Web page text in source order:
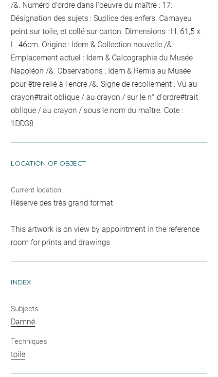
/&. Numéro d'ordre dans l'oeuvre du maître : 17.
Désignation des sujets : Suplice des enfers. Camayeu
peint sur toile, et collé sur carton. Dimensions : H. 61,5 x
L. 46cm. Origine : Idem & Collection nouvelle /&.
Emplacement actuel : Idem & Calcographie du Musée
Napoléon /&. Observations : Idem & Remis au Musée
pour être relié à l'encre /&. Signe de recollement :Vu au
crayon#trait oblique / au crayon / sur le n° d'ordre#trait
oblique / au crayon / sous le nom du maître. Cote :
1DD38
LOCATION OF OBJECT
Current location
Réserve des très grand format
This artwork is on view by appointment in the reference
room for prints and drawings
INDEX
Subjects
Damné
Techniques
toile